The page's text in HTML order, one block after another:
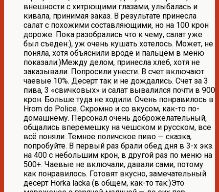
внешности с хитрющими глазами, улыбалась и
кивала, принимая заказ. В результате принесла
салат с похожими составляющими, но на 100 крон
дороже. Пока разобрались что к чему, салат уже
был съеден:), уж очень кушать хотелось. Может, не
поняла, хотя объяснили вроде и пальцем в меню
показали:)Между делом, принесла хлеб, хотя не
заказывали. Попросили унести. В счет включают
чаевые 10%. Десерт так и не дождались. Счет за 3
пива, 3 «свичковых» и салат вывалился почти в 900
крон. Больше туда не ходили. Очень понравилось в
Hrom do Police. Скромно и со вкусом, как-то по-
домашнему. Персонал очень доброжелательный,
общались вперемешку на чешском и русском, все
всё поняли. Темное поличское пиво — сказка,
попробуйте. В первый раз брали обед дня в 3-х экз.
на 400 с небольшим крон, в другой раз по меню на
500+. Чаевые не включали, давали сами, потому
как понравилось. Готовят вкусно, замечательный
десерт Horka lacka (в общем, как-то так:)Это